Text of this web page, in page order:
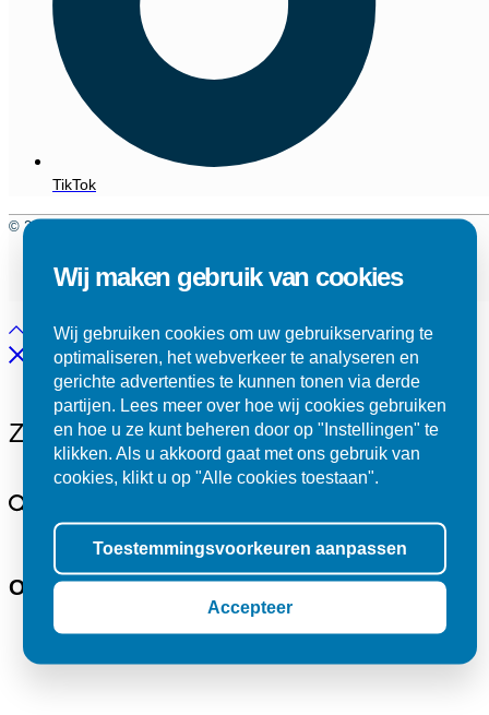
TikTok
© 2025 Swanenberg. Alle rechten voorbehouden.
Algemene voorwaarden
Privacy beleid
Zoek op onze site
Op zoek naar inspiratie?
Wij maken gebruik van cookies
Wij gebruiken cookies om uw gebruikservaring te
optimaliseren, het webverkeer te analyseren en
gerichte advertenties te kunnen tonen via derde
partijen. Lees meer over hoe wij cookies gebruiken
en hoe u ze kunt beheren door op "Instellingen" te
klikken. Als u akkoord gaat met ons gebruik van
cookies, klikt u op "Alle cookies toestaan".
Toestemmingsvoorkeuren aanpassen
Accepteer